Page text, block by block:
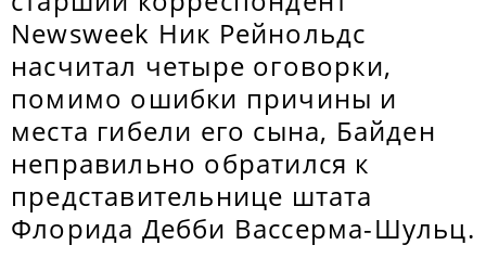
Newsweek Ник Рейнольдс
насчитал четыре оговорки,
помимо ошибки причины и
места гибели его сына, Байден
неправильно обратился к
представительнице штата
Флорида Дебби Вассерма-Шульц.